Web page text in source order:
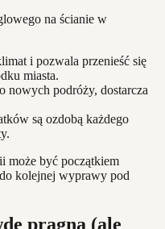
i pozwala przenieść się
miasta.
nowych podróży, dostarcza
są ozdobą każdego
może być początkiem
kolejnej wyprawy pod
pragną (ale